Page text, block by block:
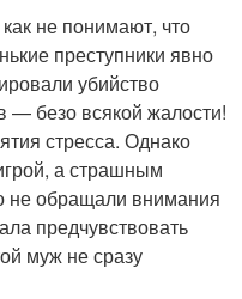
не понимают, что
преступники явно
убийство
безо всякой жалости!
стресса. Однако
а страшным
не обращали внимания
предчувствовать
муж не сразу